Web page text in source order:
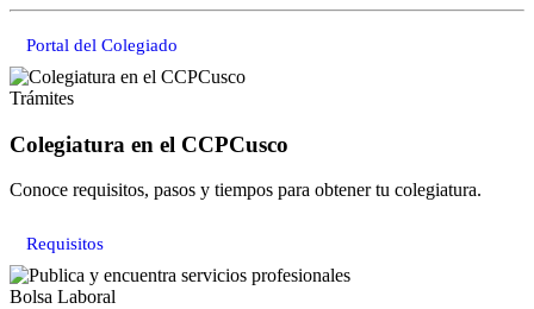
Portal del Colegiado
Trámites
Colegiatura en el CCPCusco
Conoce requisitos, pasos y tiempos para obtener tu colegiatura.
Requisitos
Bolsa Laboral